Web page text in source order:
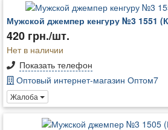
Мужской джемпер кенгуру №3 1551
420 грн./шт.
Нет в наличии
Показать телефон
Оптовый интернет-магазин Оптом7
Жалоба